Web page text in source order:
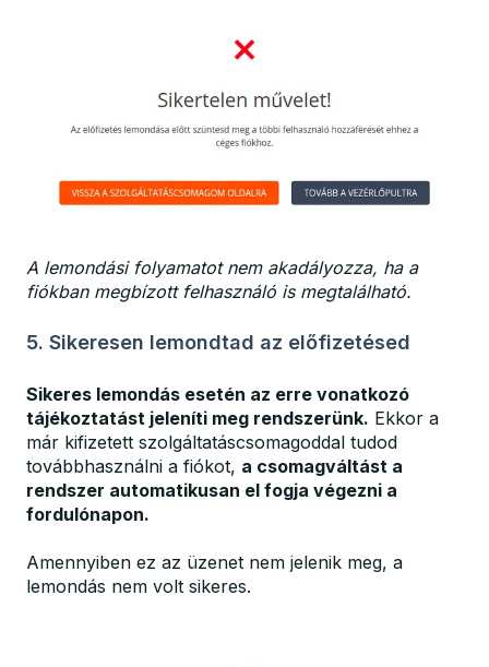
A lemondási folyamatot nem akadályozza, ha a
fiókban megbízott felhasználó is megtalálható.
5. Sikeresen lemondtad az előfizetésed
Sikeres lemondás esetén az erre vonatkozó
tájékoztatást jeleníti meg rendszerünk. Ekkor a
már kifizetett szolgáltatáscsomagoddal tudod
továbbhasználni a fiókot, a csomagváltást a
rendszer automatikusan el fogja végezni a
fordulónapon.
Amennyiben ez az üzenet nem jelenik meg, a
lemondás nem volt sikeres.